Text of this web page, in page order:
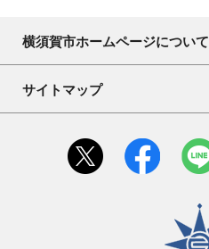
横須賀市ホームページについて
サイトマップ
横須賀市